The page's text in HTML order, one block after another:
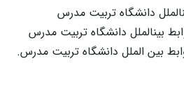
دانشگاه تربیت مدرس
بین‏الملل دانشگاه تربیت مدرس
بین‏ الملل دانشگاه تربیت مدرس.